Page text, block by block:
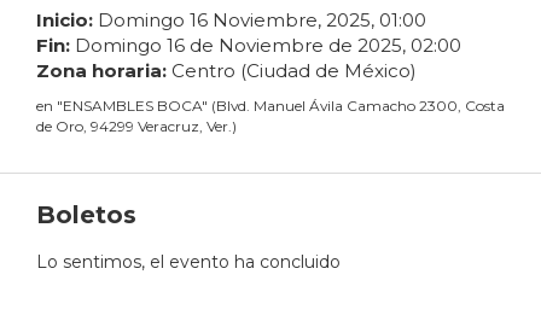
Inicio: Domingo 16 Noviembre, 2025, 01:00
Fin: Domingo 16 de Noviembre de 2025, 02:00
Zona horaria: Centro (Ciudad de México)
en "ENSAMBLES BOCA" (Blvd. Manuel Ávila Camacho 2300, Costa
de Oro, 94299 Veracruz, Ver.)
Boletos
Lo sentimos, el evento ha concluido